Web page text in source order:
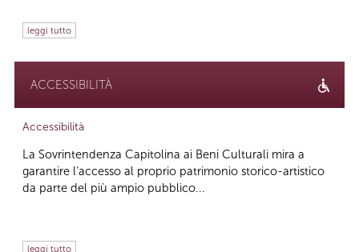
leggi tutto
ACCESSIBILITÀ
Accessibilità
La Sovrintendenza Capitolina ai Beni Culturali mira a
garantire l’accesso al proprio patrimonio storico-artistico
da parte del più ampio pubblico...
leggi tutto